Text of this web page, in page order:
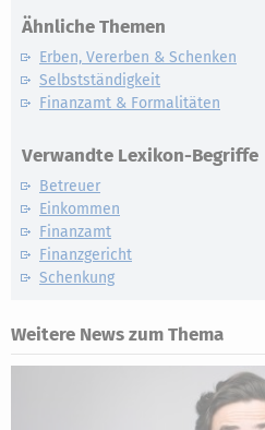
Ähnliche Themen
Erben, Vererben & Schenken
Selbstständigkeit
Finanzamt & Formalitäten
Verwandte Lexikon-Begriffe
Betreuer
Einkommen
Finanzamt
Finanzgericht
Schenkung
Weitere News zum Thema